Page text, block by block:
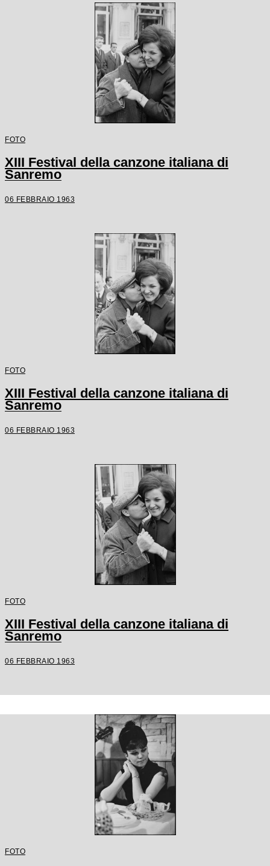
FOTO
XIII Festival della canzone italiana di
Sanremo
06 FEBBRAIO 1963
FOTO
XIII Festival della canzone italiana di
Sanremo
06 FEBBRAIO 1963
FOTO
XIII Festival della canzone italiana di
Sanremo
06 FEBBRAIO 1963
FOTO